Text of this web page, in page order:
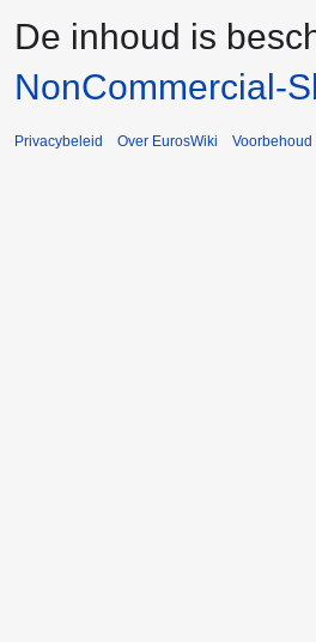
De inhoud is
NonCommercial-
Privacybeleid Over EurosWiki Voorbehoud